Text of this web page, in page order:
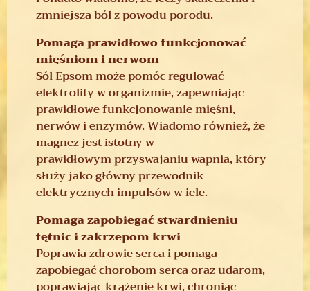
zmniejsza ból z powodu porodu.
Pomaga prawidłowo funkcjonować
mięśniom i nerwom
Sól Epsom może pomóc regulować
elektrolity w organizmie, zapewniając
prawidłowe funkcjonowanie mięśni,
nerwów i enzymów. Wiadomo również, że
magnez jest istotny w
prawidłowym przyswajaniu wapnia, który
służy jako główny przewodnik
elektrycznych impulsów w iele.
Pomaga zapobiegać stwardnieniu
tętnic i zakrzepom krwi
Poprawia zdrowie serca i pomaga
zapobiegać chorobom serca oraz udarom,
poprawiając krążenie krwi, chroniąc